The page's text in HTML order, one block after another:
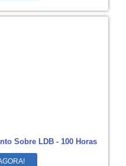
Sobre LDB - 100 Horas